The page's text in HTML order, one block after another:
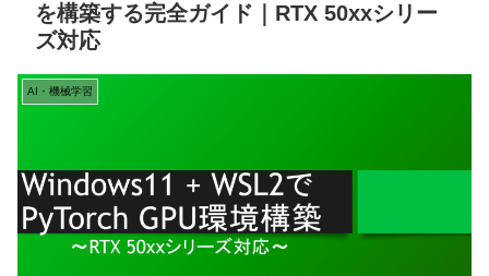
を構築する完全ガイド｜RTX 50xxシリー
ズ対応
AI・機械学習